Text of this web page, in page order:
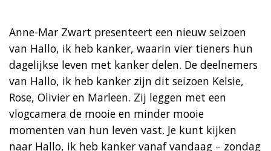
Anne-Mar Zwart presenteert een nieuw seizoen
van Hallo, ik heb kanker, waarin vier tieners hun
dagelijkse leven met kanker delen. De deelnemers
van Hallo, ik heb kanker zijn dit seizoen Kelsie,
Rose, Olivier en Marleen. Zij leggen met een
vlogcamera de mooie en minder mooie
momenten van hun leven vast. Je kunt kijken
naar Hallo, ik heb kanker vanaf vandaag – zondag